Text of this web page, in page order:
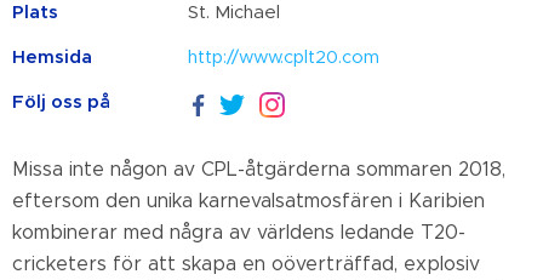
Plats St. Michael
Hemsida http://www.cplt20.com
Följ oss på
Missa inte någon av CPL-åtgärderna sommaren 2018,
eftersom den unika karnevalsatmosfären i Karibien
kombinerar med några av världens ledande T20-
cricketers för att skapa en oöverträffad, explosiv